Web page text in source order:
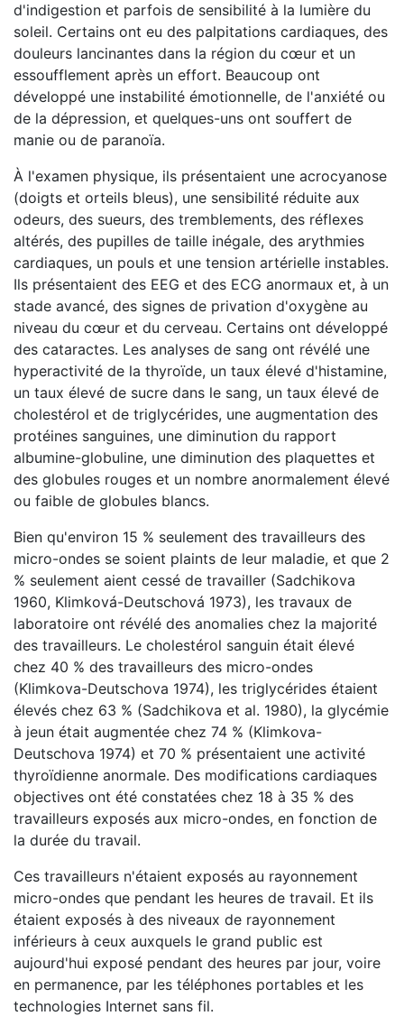
d'indigestion et parfois de sensibilité à la lumière du
soleil. Certains ont eu des palpitations cardiaques, des
douleurs lancinantes dans la région du cœur et un
essoufflement après un effort. Beaucoup ont
développé une instabilité émotionnelle, de l'anxiété ou
de la dépression, et quelques-uns ont souffert de
manie ou de paranoïa.
À l'examen physique, ils présentaient une acrocyanose
(doigts et orteils bleus), une sensibilité réduite aux
odeurs, des sueurs, des tremblements, des réflexes
altérés, des pupilles de taille inégale, des arythmies
cardiaques, un pouls et une tension artérielle instables.
Ils présentaient des EEG et des ECG anormaux et, à un
stade avancé, des signes de privation d'oxygène au
niveau du cœur et du cerveau. Certains ont développé
des cataractes. Les analyses de sang ont révélé une
hyperactivité de la thyroïde, un taux élevé d'histamine,
un taux élevé de sucre dans le sang, un taux élevé de
cholestérol et de triglycérides, une augmentation des
protéines sanguines, une diminution du rapport
albumine-globuline, une diminution des plaquettes et
des globules rouges et un nombre anormalement élevé
ou faible de globules blancs.
Bien qu'environ 15 % seulement des travailleurs des
micro-ondes se soient plaints de leur maladie, et que 2
% seulement aient cessé de travailler (Sadchikova
1960, Klimková-Deutschová 1973), les travaux de
laboratoire ont révélé des anomalies chez la majorité
des travailleurs. Le cholestérol sanguin était élevé
chez 40 % des travailleurs des micro-ondes
(Klimkova-Deutschova 1974), les triglycérides étaient
élevés chez 63 % (Sadchikova et al. 1980), la glycémie
à jeun était augmentée chez 74 % (Klimkova-
Deutschova 1974) et 70 % présentaient une activité
thyroïdienne anormale. Des modifications cardiaques
objectives ont été constatées chez 18 à 35 % des
travailleurs exposés aux micro-ondes, en fonction de
la durée du travail.
Ces travailleurs n'étaient exposés au rayonnement
micro-ondes que pendant les heures de travail. Et ils
étaient exposés à des niveaux de rayonnement
inférieurs à ceux auxquels le grand public est
aujourd'hui exposé pendant des heures par jour, voire
en permanence, par les téléphones portables et les
technologies Internet sans fil.